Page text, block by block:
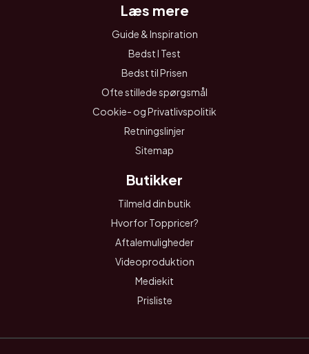
Læs mere
Guide & Inspiration
Bedst I Test
Bedst til Prisen
Ofte stillede spørgsmål
Cookie- og Privatlivspolitik
Retningslinjer
Sitemap
Butikker
Tilmeld din butik
Hvorfor Toppricer?
Aftalemuligheder
Videoproduktion
Mediekit
Prisliste